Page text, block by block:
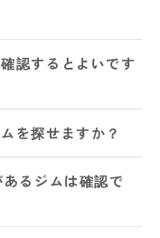
認するとよいです
を探せますか？
るジムは確認で